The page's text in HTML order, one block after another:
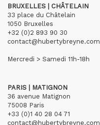
BRUXELLES | CHÂTELAIN
33 place du Châtelain
1050 Bruxelles
+32 (0)2 893 90 30
contact@hubertybreyne.com
Mercredi > Samedi 11h-18h
PARIS | MATIGNON
36 avenue Matignon
75008 Paris
+33 (0)1 40 28 04 71
contact@hubertybreyne.com